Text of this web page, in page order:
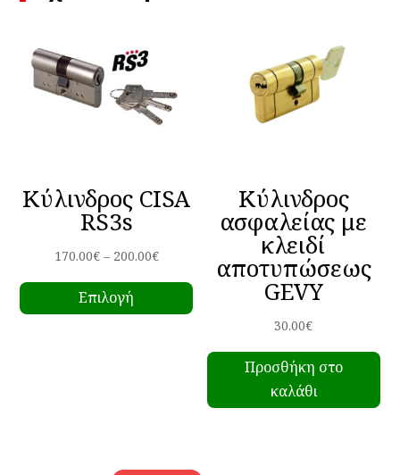
Κύλινδρος CISA
RS3s
170.00€ – 200.00€Price
Επιλογή
Αυτό
έχει
πολλαπλές
παραλλαγές.
Κύλινδρος
ασφαλείας με
κλειδί
αποτυπώσεως
GEVY
30.00€
Προσθήκη στο
καλάθι